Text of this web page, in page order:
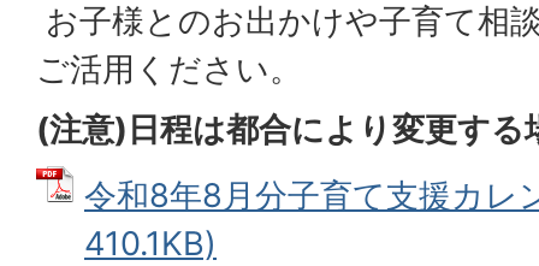
お子様とのお出かけや子育て相
ご活用ください。
(注意)日程は都合により変更す
令和8年8月分子育て支援カレ
410.1KB)